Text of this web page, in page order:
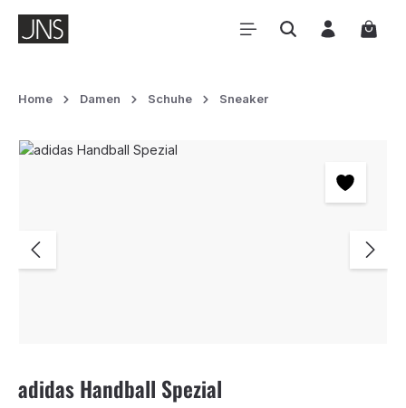
Zum Hauptinhalt springen
Home Damen Schuhe Sneaker
Bildergalerie überspringen
adidas Handball Spezial